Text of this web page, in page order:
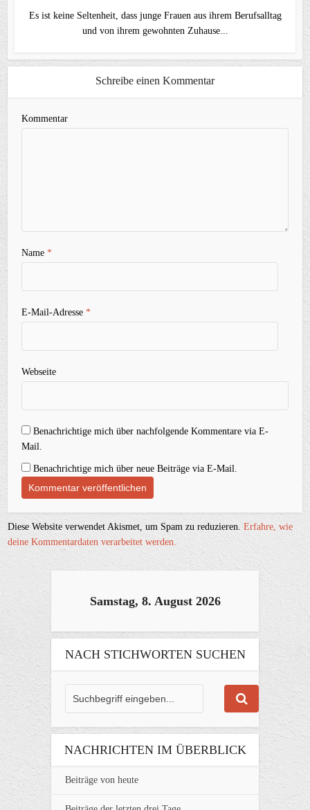
Es ist keine Seltenheit, dass junge Frauen aus ihrem Berufsalltag
und von ihrem gewohnten Zuhause...
Schreibe einen Kommentar
Kommentar
Name*
E-Mail-Adresse*
Webseite
Benachrichtige mich über nachfolgende Kommentare via E-
Mail.
Benachrichtige mich über neue Beiträge via E-Mail.
Diese Website verwendet Akismet, um Spam zu reduzieren.Erfahre, wie
deine Kommentardaten verarbeitet werden.
Samstag, 8. August 2026
NACH STICHWORTEN SUCHEN
NACHRICHTEN IM ÜBERBLICK
Beiträge von heute